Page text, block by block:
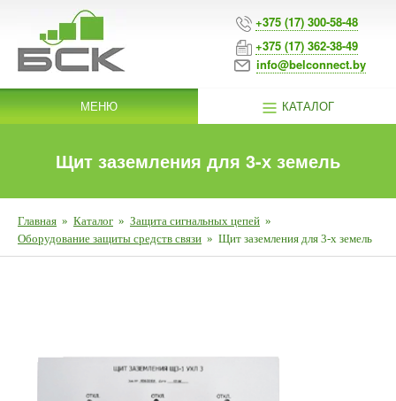
+375 (17) 300-58-48
+375 (17) 362-38-49
info@belconnect.by
МЕНЮ КАТАЛОГ
Щит заземления для 3-х земель
Главная » Каталог » Защита сигнальных цепей »
Оборудование защиты средств связи » Щит заземления для 3-х земель